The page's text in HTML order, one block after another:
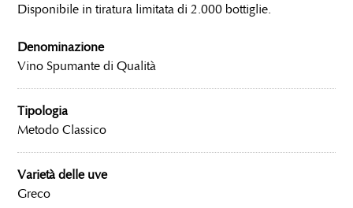
Disponibile in tiratura limitata di 2.000 bottiglie.
Denominazione
Vino Spumante di Qualità
Tipologia
Metodo Classico
Varietà delle uve
Greco